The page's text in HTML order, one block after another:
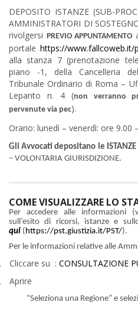
DEPOSITO ISTANZE (SUB-
AMMINISTRATORI DI
rivolgersi PREVIO APPUNTAMENTO
portale https://
alla stanza 7 (prenotazione
piano -1, della Cancelleria
Tribunale Ordinario di Roma –
Lepanto n. 4 (non verranno
pervenute via pec).
Orario: lunedì – venerdì: ore 9.00
Gli Avvocati depositano le ISTANZE
– VOLONTARIA GIURISDIZIONE.
COME VISUALIZZARE LO
Per accedere alle informazioni
sull’esito di ricorsi, istanze e
qui ( https://pst.giustizia.it/PST/).
Per le informazioni relative alle
Cliccare su : CONSULTAZIONE
Aprire
“Seleziona una Regione” e